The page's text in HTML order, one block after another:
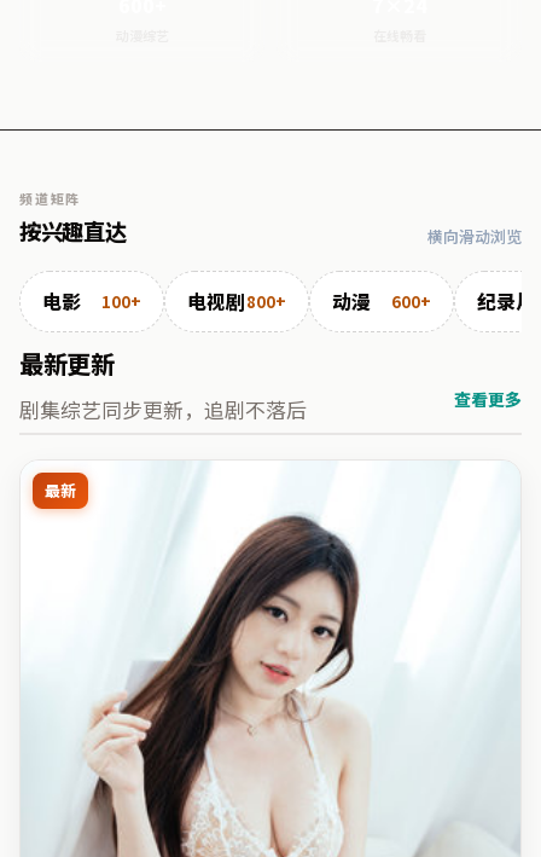
频道矩阵
按兴趣直达 横向滑动浏览
电影 100+ 电视剧800+ 动漫 600+ 纪录片
最新更新
剧集综艺同步更新，追剧不落后 查看更多
最新